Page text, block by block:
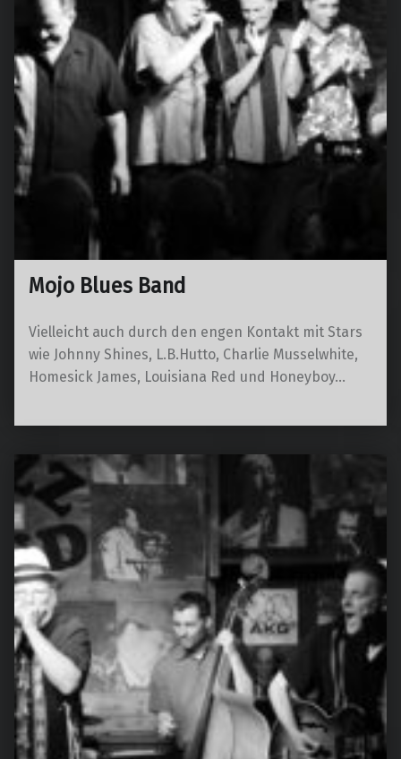
Mojo Blues Band
Vielleicht auch durch den engen Kontakt mit Stars
wie Johnny Shines, L.B.Hutto, Charlie Musselwhite,
Homesick James, Louisiana Red und Honeyboy…